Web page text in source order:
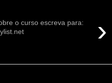
›
o curso escreva para: